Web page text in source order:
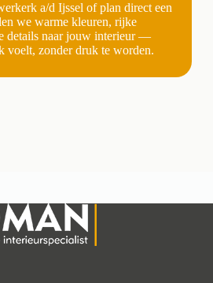
a/d Ijssel of plan direct een
we warme kleuren, rijke
details naar jouw interieur —
voelt, zonder druk te worden.